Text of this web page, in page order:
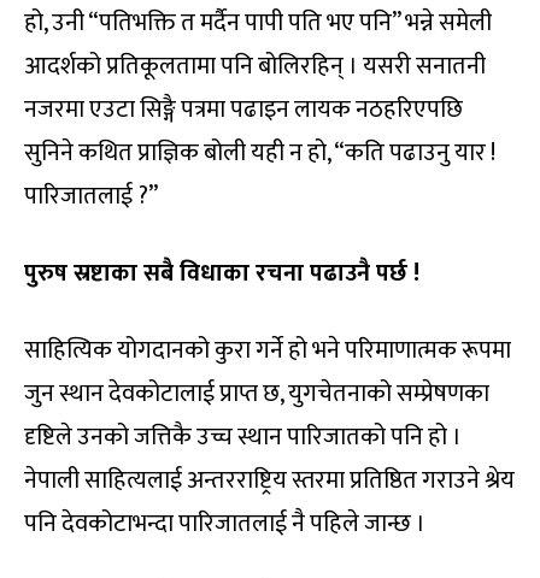
हो, उनी “पतिभक्ति त मर्दैन पापी पति भए पनि” भन्ने समेली
आदर्शको प्रतिकूलतामा पनि बोलिरहिन् । यसरी सनातनी
नजरमा एउटा सिङ्गै पत्रमा पढाइन लायक नठहरिएपछि
सुनिने कथित प्राज्ञिक बोली यही न हो, “कति पढाउनु यार !
पारिजातलाई ?”
पुरुष स्रष्टाका सबै विधाका रचना पढाउनै पर्छ !
साहित्यिक योगदानको कुरा गर्ने हो भने परिमाणात्मक रूपमा
जुन स्थान देवकोटालाई प्राप्त छ, युगचेतनाको सम्प्रेषणका
दृष्टिले उनको जत्तिकै उच्च स्थान पारिजातको पनि हो ।
नेपाली साहित्यलाई अन्तरराष्ट्रिय स्तरमा प्रतिष्ठित गराउने श्रेय
पनि देवकोटाभन्दा पारिजातलाई नै पहिले जान्छ ।